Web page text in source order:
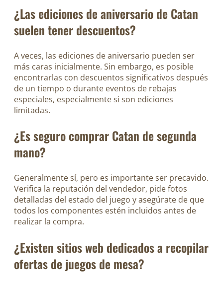
¿Las ediciones de aniversario de Catan
suelen tener descuentos?
A veces, las ediciones de aniversario pueden ser
más caras inicialmente. Sin embargo, es posible
encontrarlas con descuentos significativos después
de un tiempo o durante eventos de rebajas
especiales, especialmente si son ediciones
limitadas.
¿Es seguro comprar Catan de segunda
mano?
Generalmente sí, pero es importante ser precavido.
Verifica la reputación del vendedor, pide fotos
detalladas del estado del juego y asegúrate de que
todos los componentes estén incluidos antes de
realizar la compra.
¿Existen sitios web dedicados a recopilar
ofertas de juegos de mesa?